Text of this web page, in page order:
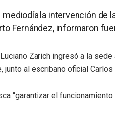
la intervención de
Fernández, informaron
Zarich ingresó a la
junto al escribano oficial
“garantizar el